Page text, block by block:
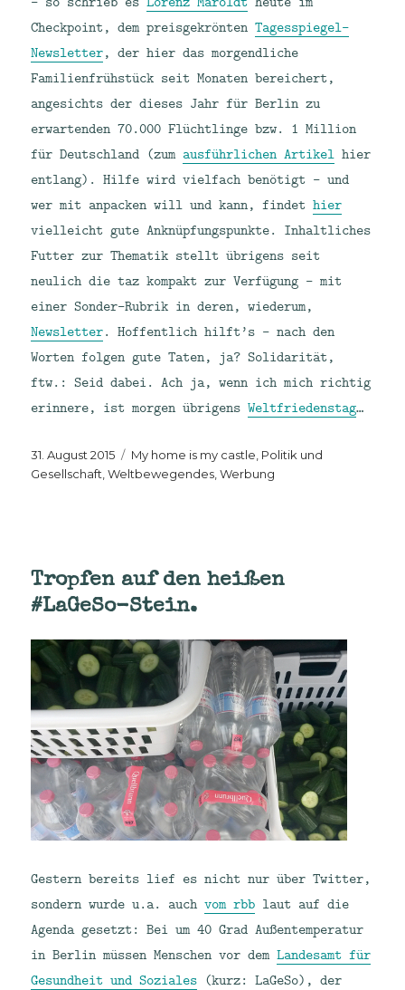
Checkpoint, dem preisgekröntenTagesspiegel-
Newsletter, der hier das morgendliche
Familienfrühstück seit Monaten bereichert,
angesichts der dieses Jahr für Berlin zu
erwartenden 70.000 Flüchtlinge bzw. 1 Million
für Deutschland (zum ausführlichen Artikel hier
entlang). Hilfe wird vielfach benötigt – und
wer mit anpacken will und kann, findethier
vielleicht gute Anknüpfungspunkte. Inhaltliches
Futter zur Thematik stellt übrigens seit
neulich die taz kompakt zur Verfügung – mit
einer Sonder-Rubrik in deren, wiederum,
Newsletter. Hoffentlich hilft’s – nach den
Worten folgen gute Taten, ja? Solidarität,
ftw.: Seid dabei. Ach ja, wenn ich mich richtig
erinnere, ist morgen übrigensWeltfriedenstag…
Veröffentlicht
am
31. August 2015 Kategorien
My home is my castle Politik und
Gesellschaft ,Weltbewegendes ,Werbung
Tropfen auf den heißen
#LaGeSo-Stein.
Gestern bereits lief es nicht nur über Twitter,
sondern wurde u.a. auchvom rbb laut auf die
Agenda gesetzt: Bei um 40 Grad Außentemperatur
in Berlin müssen Menschen vor demLandesamt für
Gesundheit und Soziales (kurz: LaGeSo), der